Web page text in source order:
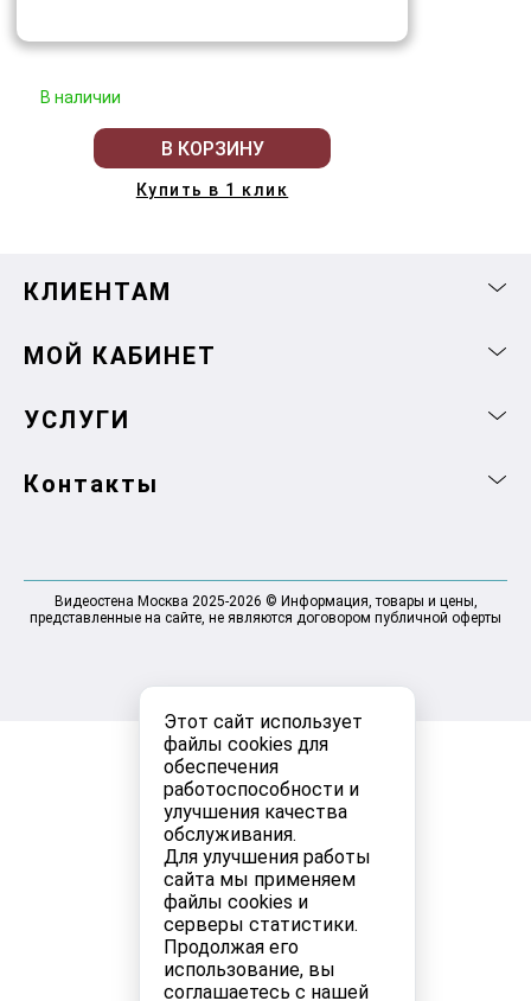
Этот сайт использует
файлы cookies для
обеспечения
работоспособности и
улучшения качества
обслуживания.
Для улучшения работы
сайта мы применяем
файлы cookies и
серверы статистики.
Продолжая его
использование, вы
соглашаетесь с нашей
В наличии
В КОРЗИНУ
Купить в 1 клик
КЛИЕНТАМ
МОЙ КАБИНЕТ
УСЛУГИ
Контакты
Видеостена Москва 2025-2026 © Информация, товары и цены,
представленные на сайте, не являются договором публичной оферты